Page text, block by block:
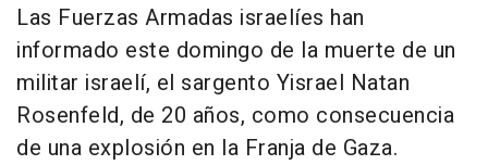
Las Fuerzas Armadas israelíes han
informado este domingo de la muerte de un
militar israelí, el sargento Yisrael Natan
Rosenfeld, de 20 años, como consecuencia
de una explosión en la Franja de Gaza.